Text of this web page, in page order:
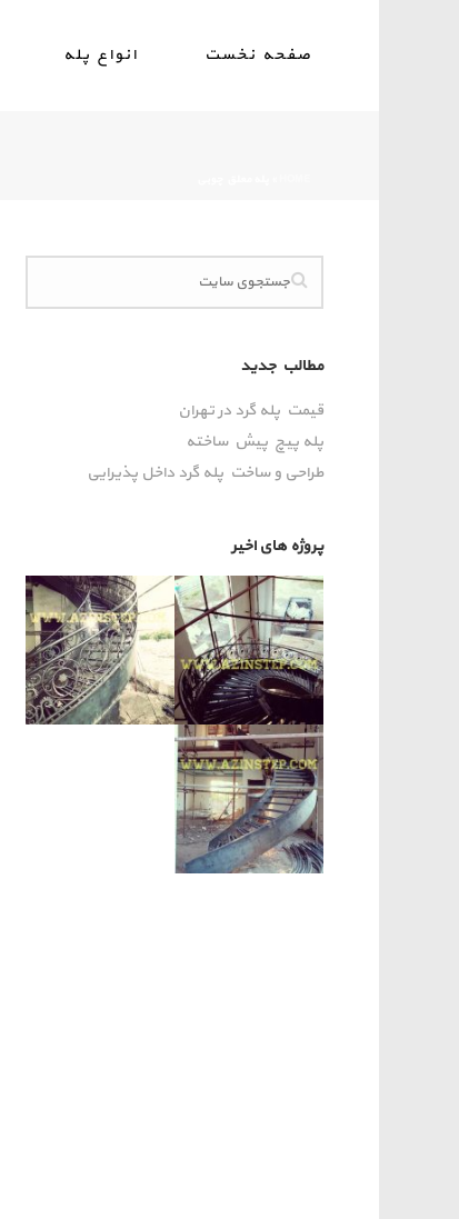
صفحه نخست انواع پله
مطالب جدید
قیمت پله گرد در تهران
پله پیچ پیش‌ ساخته
طراحی و ساخت پله گرد داخل پذیرایی
پروژه های اخیر